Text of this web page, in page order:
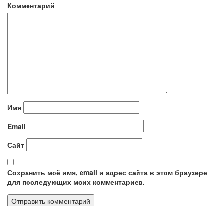
Комментарий
Имя
Email
Сайт
Сохранить моё имя, email и адрес сайта в этом браузере
для последующих моих комментариев.